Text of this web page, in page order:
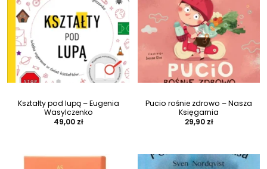
Kształty pod lupą – Eugenia
Wasylczenko
49,00 zł
Pucio rośnie zdrowo – Nasza
Księgarnia
29,90 zł